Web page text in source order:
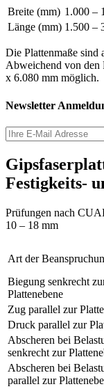
Breite (mm) 1.000 –
Länge (mm) 1.500 –
Die Plattenmaße sind
Abweichend von den
x 6.080 mm möglich.
Newsletter
Festigkeits-
Prüfungen nach
10 – 18 mm
Art der
Biegung senkrecht
Plattenebene
Zug parallel zur
Druck parallel zur
Abscheren bei
senkrecht zur
Abscheren bei
parallel zur